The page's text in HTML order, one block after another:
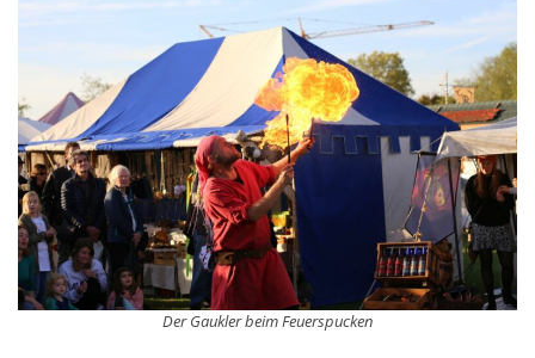
Der Gaukler beim Feuerspucken